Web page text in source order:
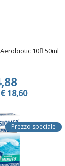
10fl 50ml
€ 18,60
Prezzo speciale